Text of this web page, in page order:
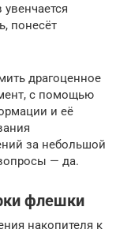
понесёт
драгоценное
с помощью
и её
за небольшой
— да.
флешки
накопителя к